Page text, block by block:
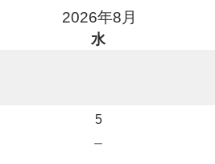
2026年8月
水
5
－